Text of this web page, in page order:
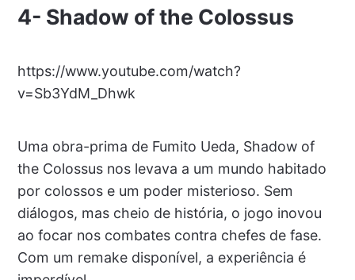
4- Shadow of the Colossus
https://www.youtube.com/watch?
v=Sb3YdM_Dhwk
Uma obra-prima de Fumito Ueda, Shadow of
the Colossus nos levava a um mundo habitado
por colossos e um poder misterioso. Sem
diálogos, mas cheio de história, o jogo inovou
ao focar nos combates contra chefes de fase.
Com um remake disponível, a experiência é